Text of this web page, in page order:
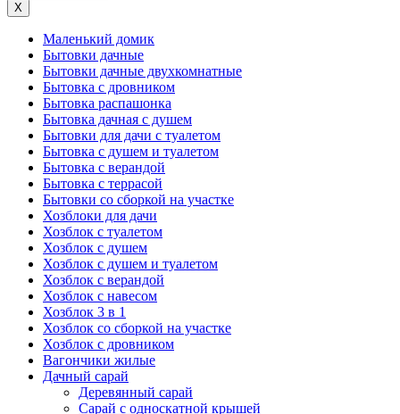
X
Маленький домик
Бытовки дачные
Бытовки дачные двухкомнатные
Бытовка с дровником
Бытовка распашонка
Бытовка дачная с душем
Бытовки для дачи с туалетом
Бытовка с душем и туалетом
Бытовка с верандой
Бытовка с террасой
Бытовки со сборкой на участке
Хозблоки для дачи
Хозблок с туалетом
Хозблок с душем
Хозблок с душем и туалетом
Хозблок с верандой
Хозблок с навесом
Хозблок 3 в 1
Хозблок со сборкой на участке
Хозблок с дровником
Вагончики жилые
Дачный сарай
Деревянный сарай
Cарай с односкатной крышей